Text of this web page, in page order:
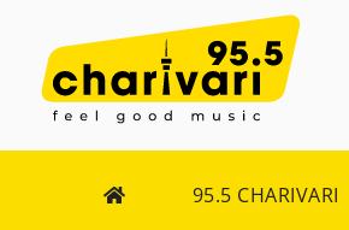
Inhalt
springen
95.5 CHARIVARI